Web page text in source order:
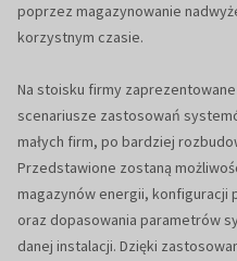
poprzez magazynowanie
korzystnym czasie.
Na stoisku firmy
scenariusze zastosowań
małych firm, po bardziej
Przedstawione zostaną
magazynów energii, konfiguracji
oraz dopasowania parametrów
danej instalacji. Dzięki